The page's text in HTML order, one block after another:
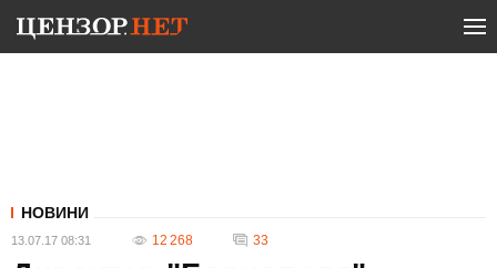
НОВИНИ
13.07.17 08:31 12 268 33